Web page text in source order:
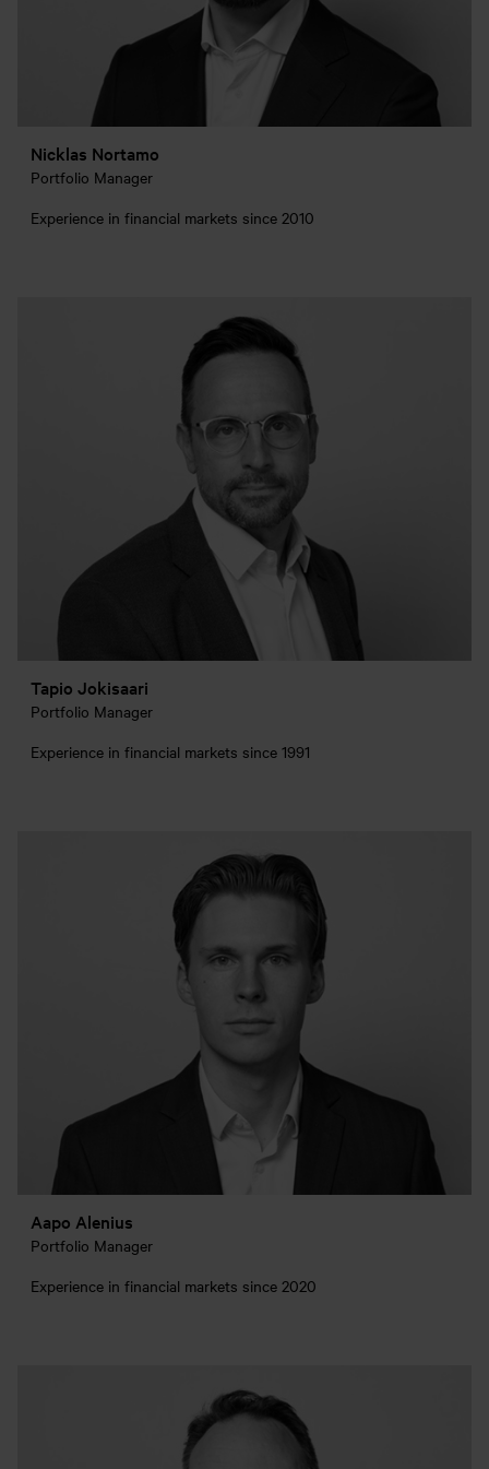
Nicklas Nortamo
Portfolio Manager
Experience in financial markets since 2010
Tapio Jokisaari
Portfolio Manager
Experience in financial markets since 1991
Aapo Alenius
Portfolio Manager
Experience in financial markets since 2020